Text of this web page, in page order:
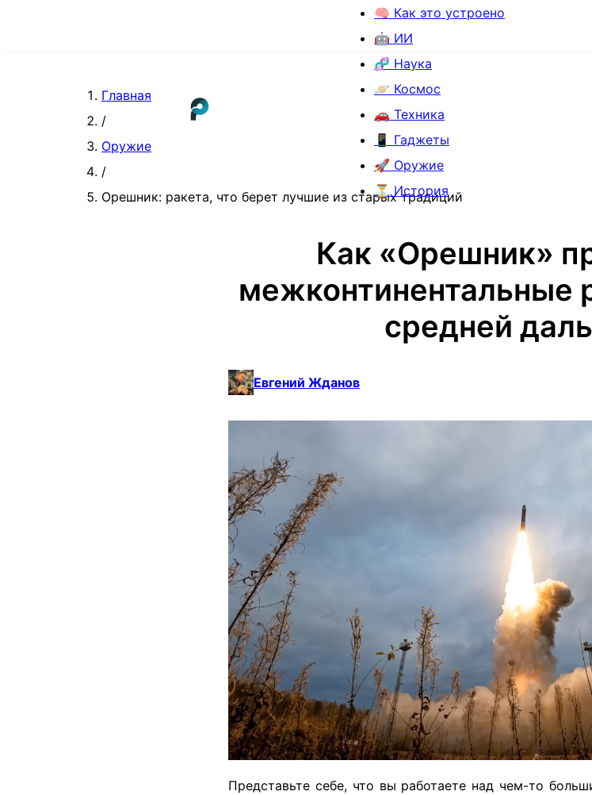
🧠 Как это устроено
🤖 ИИ
🧬 Наука
🪐 Космос
🚗 Техника
📱 Гаджеты
🚀 Оружие
⏳ История
Главная
/
Оружие
/
Орешник: ракета, что берет лучшие из старых традиций
Как «Орешник»
межконтинентальные
средней
Евгений Жданов
Представьте себе, что вы работаете над чем-то